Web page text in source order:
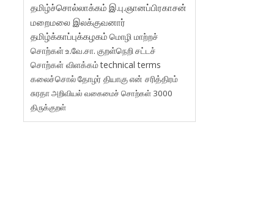
தமிழ்ச்சொல்லாக்கம் இ.பு.ஞானப்பிரகாசன்
மறைமலை இலக்குவனார்
தமிழ்க்காப்புக்கழகம் மொழி மாற்றச்
சொற்கள்உ.வே.சா. குறள்நெறி சட்டச்
சொற்கள் விளக்கம்technical terms
கலைச்சொல்தோழர் தியாகுஎன் சரித்திரம்
சுரதாஅறிவியல் வகைமைச் சொற்கள் 3000
திருக்குறள்